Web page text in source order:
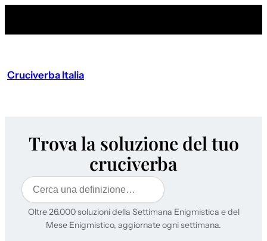
Cruciverba Italia
Trova la soluzione del tuo
cruciverba
Cerca
Oltre 26.000 soluzioni della Settimana Enigmistica e del
Mese Enigmistico, aggiornate ogni settimana.